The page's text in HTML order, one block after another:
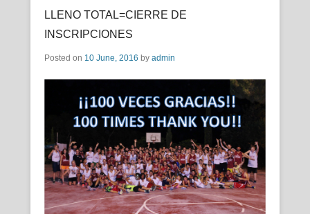
LLENO TOTAL=CIERRE DE
INSCRIPCIONES
Posted on 10 June, 2016 by admin